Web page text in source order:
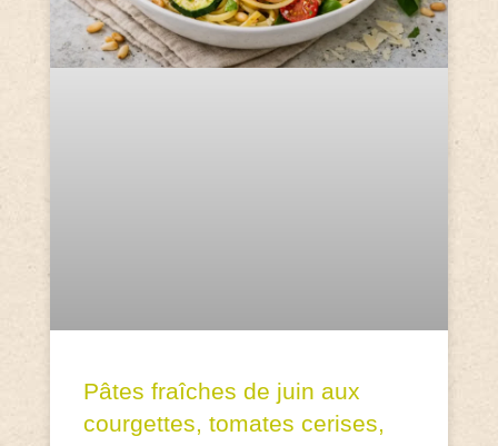
Pâtes fraîches de juin aux
courgettes, tomates cerises,